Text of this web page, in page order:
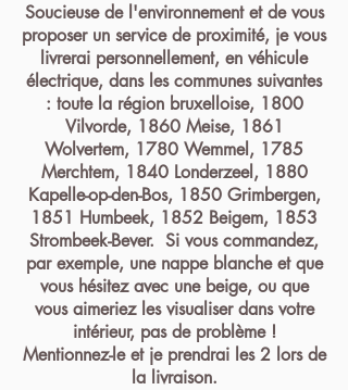
Soucieuse de l'environnement et de vous
proposer un service de proximité, je vous
livrerai personnellement, en véhicule
électrique, dans les communes suivantes
: toute la région bruxelloise, 1800
Vilvorde, 1860 Meise, 1861
Wolvertem, 1780 Wemmel, 1785
Merchtem, 1840 Londerzeel, 1880
Kapelle-op-den-Bos, 1850 Grimbergen,
1851 Humbeek, 1852 Beigem, 1853
Strombeek-Bever. Si vous commandez,
par exemple, une nappe blanche et que
vous hésitez avec une beige, ou que
vous aimeriez les visualiser dans votre
intérieur, pas de problème !
Mentionnez-le et je prendrai les 2 lors de
la livraison.